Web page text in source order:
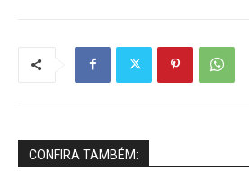
CONFIRA TAMBÉM: